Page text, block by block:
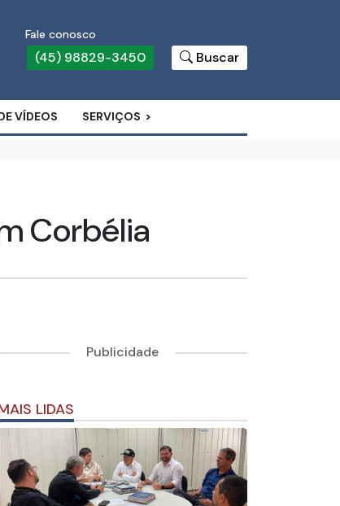
Fale conosco
(45) 98829-3450 Buscar
VÍDEOS SERVIÇOS
Corbélia
Publicidade
LIDAS